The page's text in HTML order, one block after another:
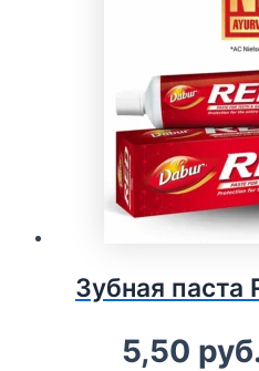
Зубная паста
5,50